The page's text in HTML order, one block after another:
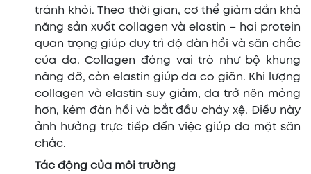
tránh khỏi. Theo thời gian, cơ thể giảm dần khả
năng sản xuất collagen và elastin – hai protein
quan trọng giúp duy trì độ đàn hồi và săn chắc
của da. Collagen đóng vai trò như bộ khung
nâng đỡ, còn elastin giúp da co giãn. Khi lượng
collagen và elastin suy giảm, da trở nên mỏng
hơn, kém đàn hồi và bắt đầu chảy xệ. Điều này
ảnh hưởng trực tiếp đến việc giúp da mặt săn
chắc.
Tác động của môi trường